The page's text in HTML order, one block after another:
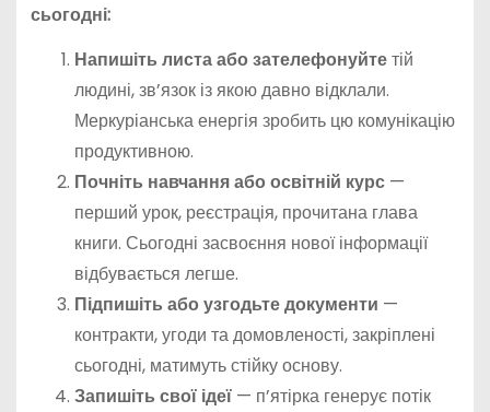
сьогодні:
Напишіть листа або зателефонуйтетій
людині, зв’язок із якою давно відклали.
Меркуріанська енергія зробить цю комунікацію
продуктивною.
Почніть навчання або освітній курс—
перший урок, реєстрація, прочитана глава
книги. Сьогодні засвоєння нової інформації
відбувається легше.
Підпишіть або узгодьте документи —
контракти, угоди та домовленості, закріплені
сьогодні, матимуть стійку основу.
Запишіть свої ідеї— п’ятірка генерує потік